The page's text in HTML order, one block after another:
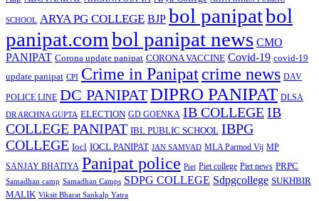
SCHOOL ARYA PG COLLEGE BJP bol panipatbol
panipat.combol panipat news CMO
PANIPAT Corona update panipat CORONA VACCINE Covid-19 covid-19
update panipat CPI Crime in Panipatcrime news DAV
POLICE LINE DC PANIPATDIPRO PANIPAT DLSA
DR ARCHNA GUPTA ELECTION GD GOENKA IB COLLEGEIB
COLLEGE PANIPAT IBL PUBLIC SCHOOL IBPG
COLLEGE Iocl IOCL PANIPAT JAN SAMVAD MLA Parmod Vij MP
SANJAY BHATIYA Panipat police Piet Piet college Piet news PRPC
Samadhan camp Samadhan Camps SDPG COLLEGE Sdpgcollege SUKHBIR
MALIK Viksit Bharat Sankalp Yatra